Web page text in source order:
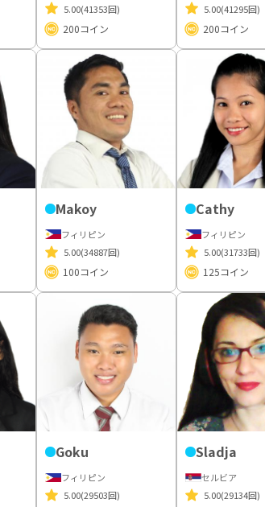
5.00(41353回)
200コイン
5.00(41295回)
200コイン
Makoy
フィリピン
5.00(34887回)
100コイン
Cathy
フィリピン
5.00(31733回)
125コイン
Goku
フィリピン
5.00(29503回)
Sladja
セルビア
5.00(29134回)